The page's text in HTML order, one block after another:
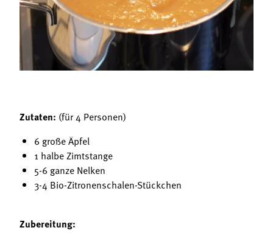
Mitgliedschaft
Landessekretariat
Bäuerliche Buffets
Hofgeschichten
Zutaten: (für 4 Personen)
6 große Äpfel
1 halbe Zimtstange
5-6 ganze Nelken
3-4 Bio-Zitronenschalen-Stückchen
Zubereitung: